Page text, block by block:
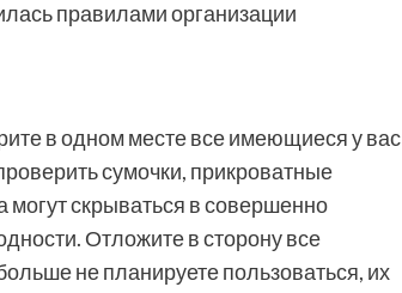
правилами организации
в одном месте все имеющиеся у вас
сумочки, прикроватные
могут скрываться в совершенно
Отложите в сторону все
не планируете пользоваться, их